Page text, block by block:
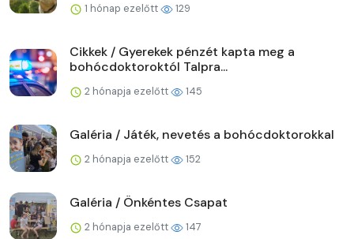
1 hónap ezelőtt 129
Cikkek / Gyerekek pénzét kapta meg a
bohócdoktoroktól Talpra...
2 hónapja ezelőtt 145
Galéria / Játék, nevetés a bohócdoktorokkal
2 hónapja ezelőtt 152
Galéria / Önkéntes Csapat
2 hónapja ezelőtt 147